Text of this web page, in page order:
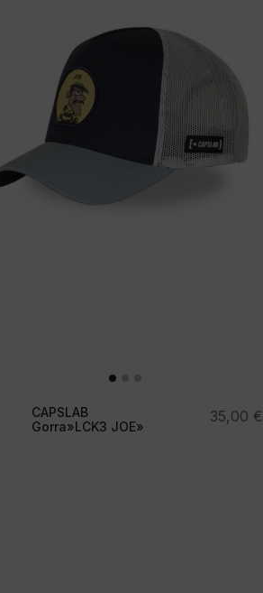
CAPSLAB
Gorra»LCK3 JOE»
35,00 €